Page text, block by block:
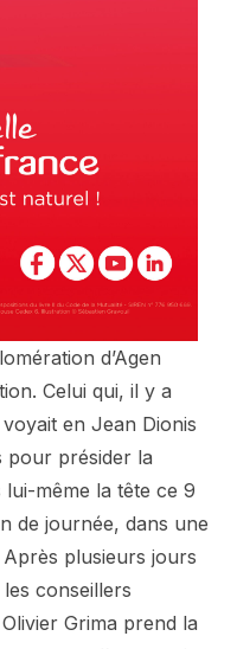
d’Agen
Celui qui, il y a
en Jean Dionis
pour présider la
même la tête ce 9
de journée, dans une
Après plusieurs jours
conseillers
Grima prend la